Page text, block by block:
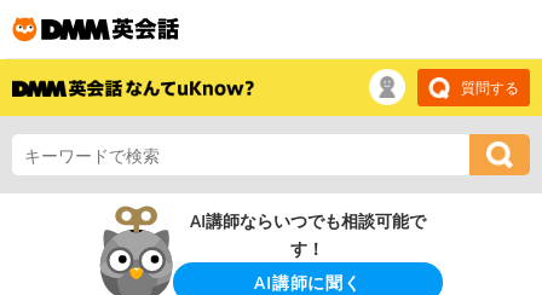
質問する
AI講師ならいつでも相談可能で
す！
AI講師に聞く